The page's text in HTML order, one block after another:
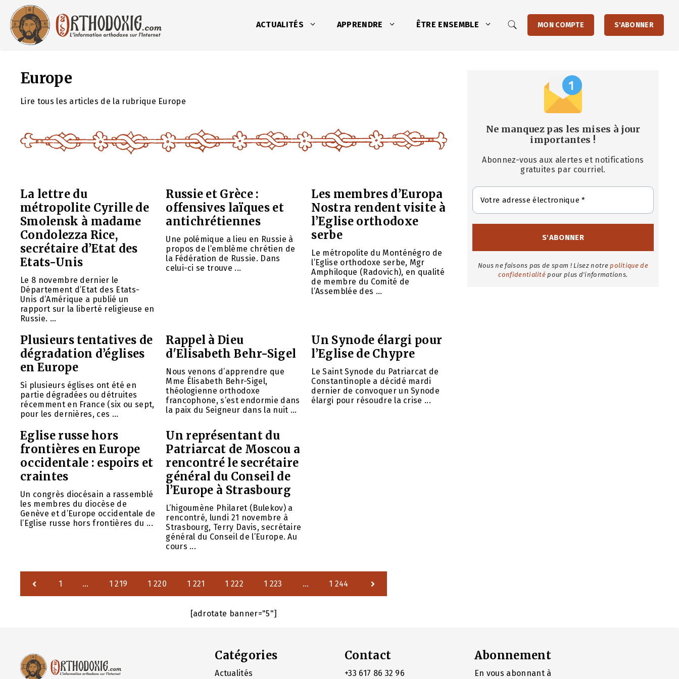
contenu
ACTUALITÉS APPRENDRE ÊTRE ENSEMBLE MON COMPTE S'ABONNER
Europe
Lire tous les articles de la rubrique Europe
La lettre du
métropolite Cyrille de
Smolensk à madame
Condolezza Rice,
secrétaire d’Etat des
Etats-Unis
Le 8 novembre dernier le
Département d’Etat des Etats-
Unis d’Amérique a publié un
rapport sur la liberté religieuse en
Russie. ...
Russie et Grèce :
offensives laïques et
antichrétiennes
Une polémique a lieu en Russie à
propos de l’emblème chrétien de
la Fédération de Russie. Dans
celui-ci se trouve ...
Les membres d’Europa
Nostra rendent visite à
l’Eglise orthodoxe
serbe
Le métropolite du Monténégro de
l’Eglise orthodoxe serbe, Mgr
Amphiloque (Radovich), en qualité
de membre du Comité de
l’Assemblée des ...
Plusieurs tentatives de
dégradation d’églises
en Europe
Si plusieurs églises ont été en
partie dégradées ou détruites
récemment en France (six ou sept,
pour les dernières, ces ...
Rappel à Dieu
d'Elisabeth Behr-Sigel
Nous venons d’apprendre que
Mme Élisabeth Behr-Sigel,
théologienne orthodoxe
francophone, s’est endormie dans
la paix du Seigneur dans la nuit ...
Un Synode élargi pour
l’Eglise de Chypre
Le Saint Synode du Patriarcat de
Constantinople a décidé mardi
dernier de convoquer un Synode
élargi pour résoudre la crise ...
Eglise russe hors
frontières en Europe
occidentale : espoirs et
craintes
Un congrès diocésain a rassemblé
les membres du diocèse de
Genève et d’Europe occidentale de
l’Eglise russe hors frontières du ...
Un représentant du
Patriarcat de Moscou a
rencontré le secrétaire
général du Conseil de
l’Europe à Strasbourg
L’higoumène Philaret (Bulekov) a
rencontré, lundi 21 novembre à
Strasbourg, Terry Davis, secrétaire
général du Conseil de l’Europe. Au
cours ...
1 … 1 219 1 220 1 221 1 222 1 223 … 1 244
[adrotate banner="5"]
Ne manquez pas les mises à jour
importantes !
Abonnez-vous aux alertes et notifications
gratuites par courriel.
Nous ne faisons pas de spam ! Lisez notre politique de
confidentialité pour plus d'informations.
Catégories
Actualités
Contact
+33 617 86 32 96
Abonnement
En vous abonnant à